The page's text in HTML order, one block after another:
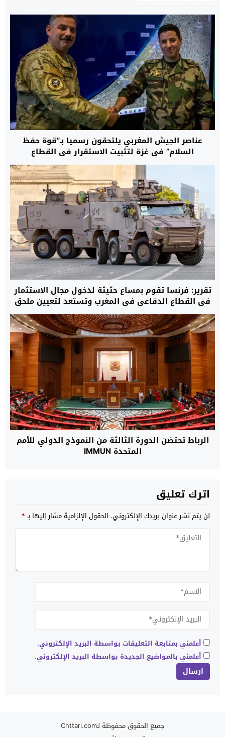
عناصر الجيش المغربي يلتحقون رسميا بـ”قوة حفظ
السلام” في غزة لتثبيت الاستقرار في القطاع
تقرير: فرنسا تقوم بمساع حثيثة لدخول مجال الاستثمار
في القطاع الدفاعي في المغرب وتستعد لتعيين ملحق
خاص بالمعدات العسكرية في سفارتها بالرباط
الرباط تحتضن الدورة الثالثة من النموذج الدولي للأمم
المتحدة IMMUN
اترك تعليق
لن يتم نشر عنوان بريدك الإلكتروني. الحقول الإلزامية مشار إليها بـ*
أعلمني بمتابعة التعليقات بواسطة البريد الإلكتروني.
أعلمني بالمواضيع الجديدة بواسطة البريد الإلكتروني.
جميع الحقوق محفوظة لـChttari.com